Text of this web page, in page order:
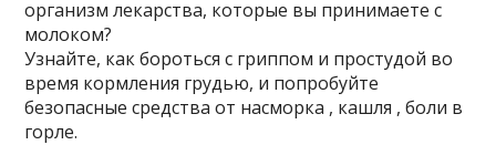
организм лекарства, которые вы принимаете с
молоком?
Узнайте, как бороться с гриппом и простудой во
время кормления грудью, и попробуйте
безопасные средства от насморка , кашля , боли в
горле.